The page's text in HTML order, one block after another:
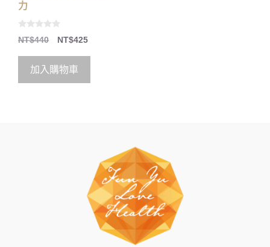
力
0
o
t
5
NT$440 NT$425
加入購物車